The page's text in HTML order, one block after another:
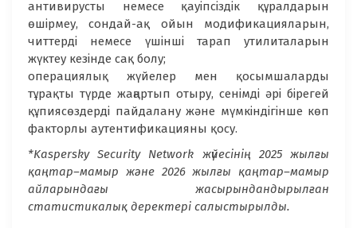
антивирусты немесе қауіпсіздік құралдарын
өшірмеу, сондай-ақ ойын модификацияларын,
читтерді немесе үшінші тарап утилиталарын
жүктеу кезінде сақ болу;
операциялық жүйелер мен қосымшаларды
тұрақты түрде жаңартып отыру, сенімді әрі бірегей
құпиясөздерді пайдалану және мүмкіндігінше көп
факторлы аутентификацияны қосу.
*Kaspersky Security Network жүйесінің 2025 жылғы
қаңтар–мамыр және 2026 жылғы қаңтар–мамыр
айларындағы жасырындандырылған
статистикалық деректері салыстырылды.